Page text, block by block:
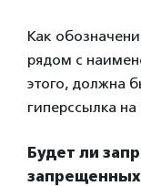
Как
рядом с
этого, должна
гиперссылка
Будет ли
запрещенных